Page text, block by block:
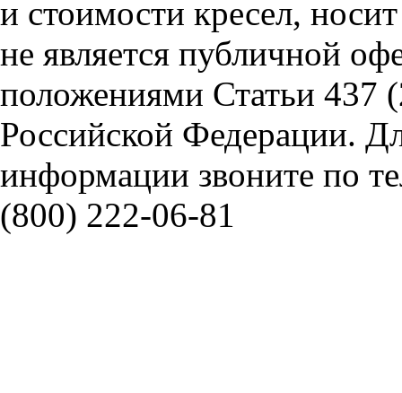
и стоимости кресел,
не является публичной
положениями Статьи 437
Российской Федерации.
информации звоните по
(800) 222-06-81